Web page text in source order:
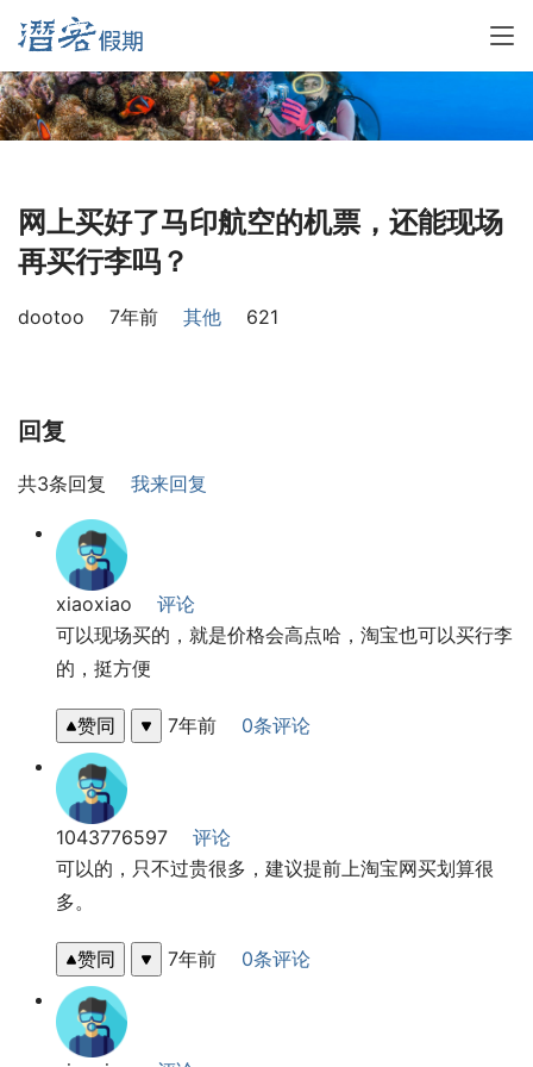
网上买好了马印航空的机票，还能现场
再买行李吗？
dootoo 7年前 其他 621
回复
共3条回复 我来回复
xiaoxiao
评论
可以现场买的，就是价格会高点哈，淘宝也可以买行李
的，挺方便
赞同 7年前 0条评论
1043776597
评论
可以的，只不过贵很多，建议提前上淘宝网买划算很
多。
赞同 7年前 0条评论